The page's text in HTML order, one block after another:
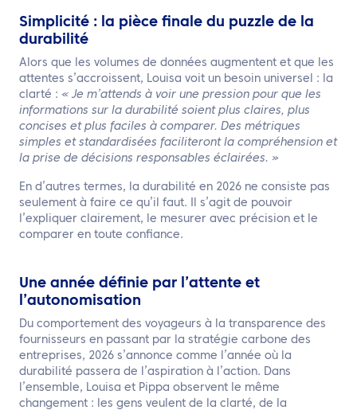
Simplicité : la pièce finale du puzzle de la
durabilité
Alors que les volumes de données augmentent et que les
attentes s’accroissent, Louisa voit un besoin universel : la
clarté : « Je m’attends à voir une pression pour que les
informations sur la durabilité soient plus claires, plus
concises et plus faciles à comparer. Des métriques
simples et standardisées faciliteront la compréhension et
la prise de décisions responsables éclairées. »
En d’autres termes, la durabilité en 2026 ne consiste pas
seulement à faire ce qu’il faut. Il s’agit de pouvoir
l’expliquer clairement, le mesurer avec précision et le
comparer en toute confiance.
Une année définie par l’attente et
l’autonomisation
Du comportement des voyageurs à la transparence des
fournisseurs en passant par la stratégie carbone des
entreprises, 2026 s’annonce comme l’année où la
durabilité passera de l’aspiration à l’action. Dans
l’ensemble, Louisa et Pippa observent le même
changement : les gens veulent de la clarté, de la